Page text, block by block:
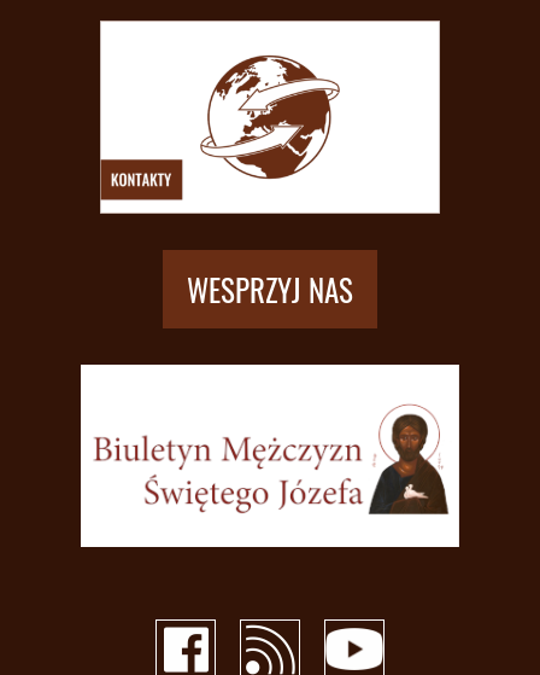
WESPRZYJ NAS